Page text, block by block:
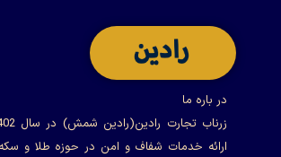
در باره ما
ارائه خدمات شفاف و امن در حوزه طلا و سکه